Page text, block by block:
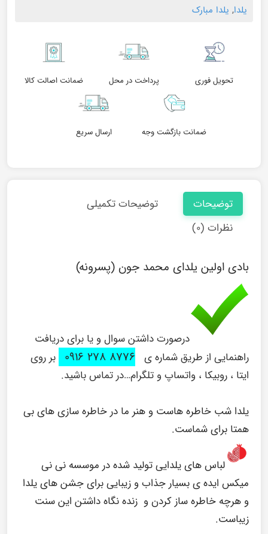
یلدا, یلدا مبارک
تحویل فوری پرداخت در محل ضمانت اصالت کالا
ضمانت بازگشت وجه ارسال سریع
توضیحات
توضیحات تکمیلی
نظرات (۰)
بادی اولین یلدای محمد جون (پسرونه)
درصورت داشتن سوال و یا برای دریافت
راهنمایی از طریق شماره ی ۸۷۷۶ ۲۷۸ ۰۹۱۶
بر روی
ایتا ، روبیکا ، واتساپ و تلگرام…در تماس باشید.
یلدا شب خاطره هاست و هنر ما در خاطره سازی های بی
همتا برای شماست.
لباس های یلدایی تولید شده در موسسه نی نی
میکس ایده ی بسیار جذاب و زیبایی برای جشن های یلدا
و هرچه خاطره ساز کردن و زنده نگاه داشتن این سنت
زیباست.